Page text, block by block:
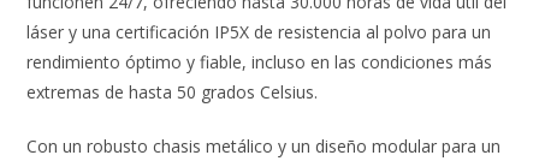
láser y una certificación IP5X de resistencia al polvo para un
rendimiento óptimo y fiable, incluso en las condiciones más
extremas de hasta 50 grados Celsius.
Con un robusto chasis metálico y un diseño modular para un